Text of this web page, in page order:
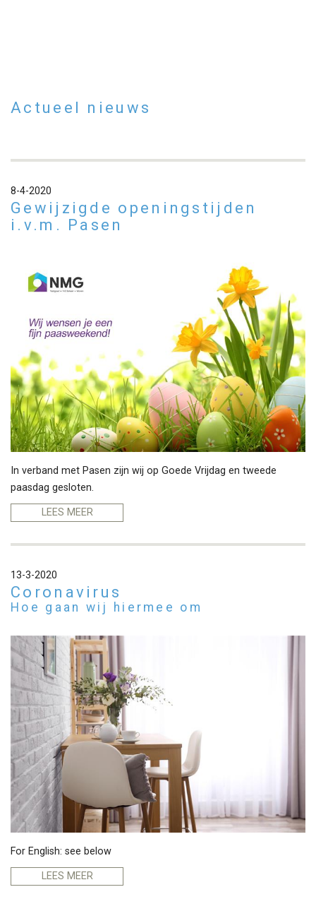
Actueel nieuws
8-4-2020
Gewijzigde openingstijden
i.v.m. Pasen
In verband met Pasen zijn wij op Goede Vrijdag en tweede
paasdag gesloten.
LEES MEER
13-3-2020
Coronavirus
Hoe gaan wij hiermee om
For English: see below
LEES MEER